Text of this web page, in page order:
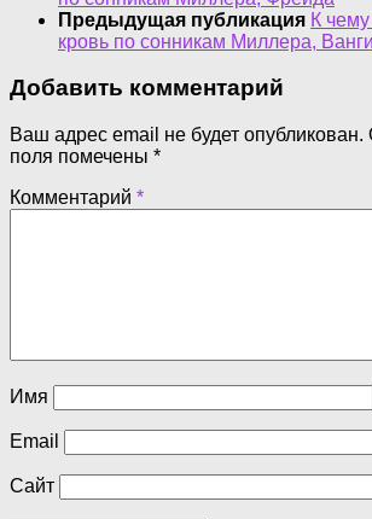
Предыдущая публикация К
кровь по сонникам Миллера, Ванги
Добавить комментарий
Ваш адрес email не будет опубликован.
поля помечены *
Комментарий *
Имя
Email
Сайт